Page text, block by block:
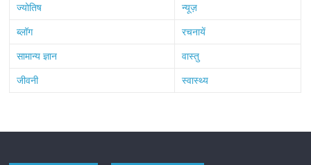
ज्योतिष
न्यूज़
ब्लॉग
रचनायें
सामान्य ज्ञान
वास्तु
जीवनी
स्वास्थ्य